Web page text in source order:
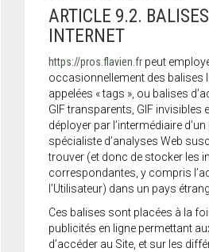
ARTICLE 9.2.
INTERNET
https://pros.flavien.fr peut
occasionnellement des balises
appelées « tags », ou balises
GIF transparents, GIF invisibles
déployer par l’intermédiaire
spécialiste d’analyses Web
trouver (et donc de stocker les
correspondantes, y compris
l’Utilisateur) dans un pays
Ces balises sont placées à la
publicités en ligne permettant
d’accéder au Site, et sur les